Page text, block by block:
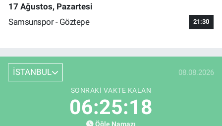
17 Ağustos, Pazartesi
Samsunspor - Göztepe
21:30
İSTANBUL 08.08.2026
SONRAKI VAKTE KALAN
06:25:18
Öğle Namazı